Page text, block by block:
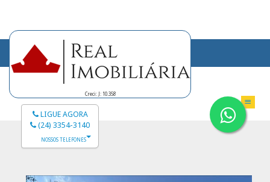
Creci: J: 10.358
LIGUE AGORA
(24) 3354-3140
NOSSOS TELEFONES